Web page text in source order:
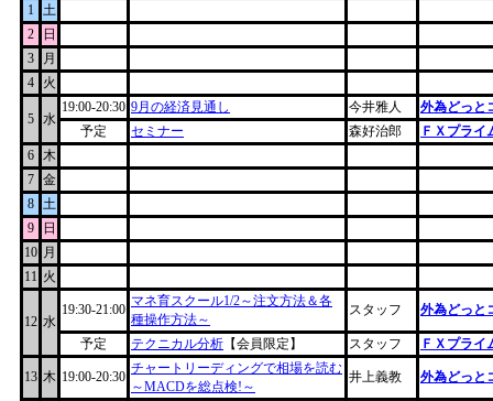
1
土
2
日
3
月
4
火
5 水
19:00-20:30 9月の経済見通し 今井雅人
外為どっと
予定
セミナー 森好治郎
ＦＸプライ
6
木
7 金
8
土
9
日
10 月
11 火
12 水
19:30-21:00
マネ育スクール1/2～注文方法＆各
種操作方法～
スタッフ 外為どっと
予定 テクニカル分析 【会員限定】 スタッフ ＦＸプライ
13 木 19:00-20:30
チャートリーディングで相場を読む
～MACDを総点検!～
井上義教 外為どっと